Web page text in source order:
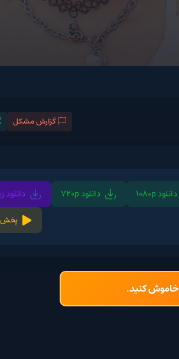
گزارش مشکل اشتراک گذاری
دانلود 720p دانلود زیرنویس